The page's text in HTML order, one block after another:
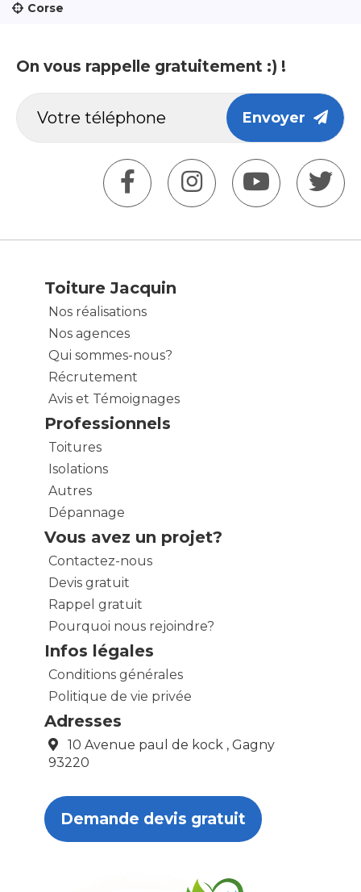
Corse
On vous rappelle gratuitement :) !
Envoyer
Toiture Jacquin
Nos réalisations
Nos agences
Qui sommes-nous?
Récrutement
Avis et Témoignages
Professionnels
Toitures
Isolations
Autres
Dépannage
Vous avez un projet?
Contactez-nous
Devis gratuit
Rappel gratuit
Pourquoi nous rejoindre?
Infos légales
Conditions générales
Politique de vie privée
Adresses
10 Avenue paul de kock , Gagny
93220
Demande devis gratuit